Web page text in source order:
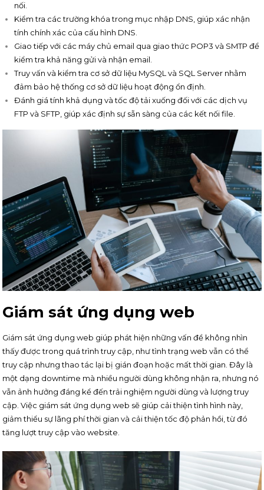
nối.
Kiểm tra các trường khóa trong mục nhập DNS, giúp xác nhận
tính chính xác của cấu hình DNS.
Giao tiếp với các máy chủ email qua giao thức POP3 và SMTP để
kiểm tra khả năng gửi và nhận email.
Truy vấn và kiểm tra cơ sở dữ liệu MySQL và SQL Server nhằm
đảm bảo hệ thống cơ sở dữ liệu hoạt động ổn định.
Đánh giá tính khả dụng và tốc độ tải xuống đối với các dịch vụ
FTP và SFTP, giúp xác định sự sẵn sàng của các kết nối file.
Giám sát ứng dụng web
Giám sát ứng dụng web giúp phát hiện những vấn đề không nhìn
thấy được trong quá trình truy cập, như tình trạng web vẫn có thể
truy cập nhưng thao tác lại bị gián đoạn hoặc mất thời gian. Đây là
một dạng downtime mà nhiều người dùng không nhận ra, nhưng nó
vẫn ảnh hưởng đáng kể đến trải nghiệm người dùng và lượng truy
cập. Việc giám sát ứng dụng web sẽ giúp cải thiện tình hình này,
giảm thiểu sự lãng phí thời gian và cải thiện tốc độ phản hồi, từ đó
tăng lượt truy cập vào website.